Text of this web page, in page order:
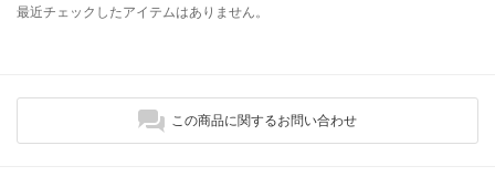
最近チェックしたアイテムはありません。
この商品に関するお問い合わせ